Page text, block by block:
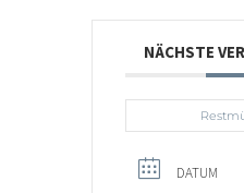
NÄCHSTE
DATUM